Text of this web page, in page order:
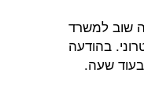
שוב למשרד
בהודעה
שעה.